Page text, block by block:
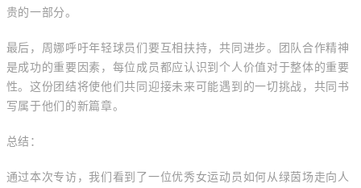
贵的一部分。
最后，周娜呼吁年轻球员们要互相扶持，共同进步。团队合作精神
是成功的重要因素，每位成员都应认识到个人价值对于整体的重要
性。这份团结将使他们共同迎接未来可能遇到的一切挑战，共同书
写属于他们的新篇章。
总结：
通过本次专访，我们看到了一位优秀女运动员如何从绿茵场走向人